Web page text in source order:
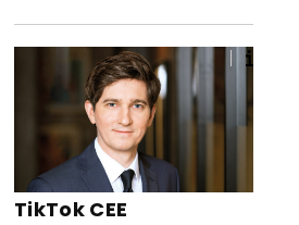
TikTok CEE